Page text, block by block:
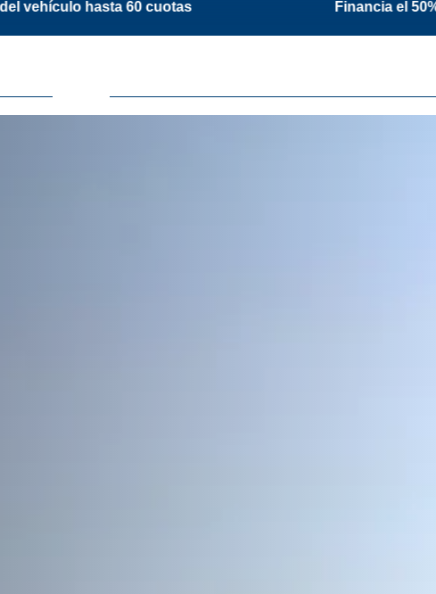
60 cuotasFinancia el 50% del vehículo 0km